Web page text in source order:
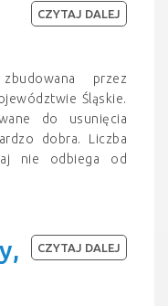
przez
Śląskie.
do usunięcia
dobra. Liczba
nie odbiega od
CZYTAJ DALEJ
CZYTAJ DALEJ